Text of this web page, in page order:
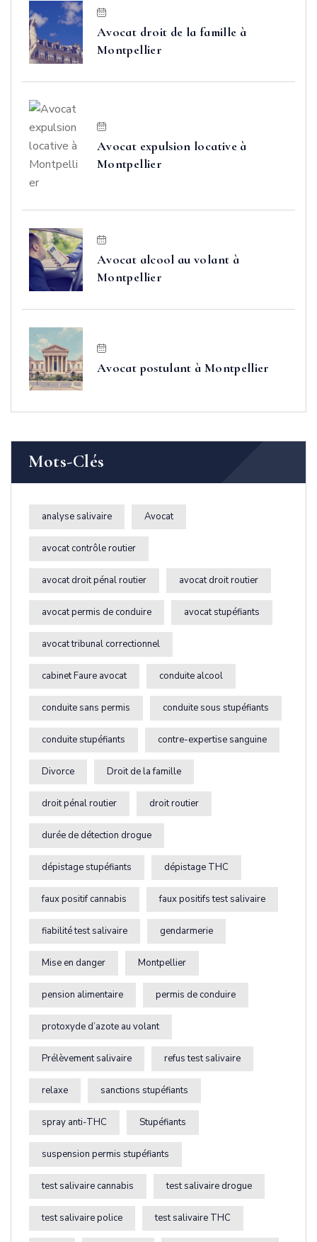
Avocat droit de la famille à
Montpellier
Avocat expulsion locative à
Montpellier
Avocat alcool au volant à
Montpellier
Avocat postulant à Montpellier
Mots-Clés
analyse salivaire Avocat
avocat contrôle routier
avocat droit pénal routier avocat droit routier
avocat permis de conduire avocat stupéfiants
avocat tribunal correctionnel
cabinet Faure avocat conduite alcool
conduite sans permis conduite sous stupéfiants
conduite stupéfiants contre-expertise sanguine
Divorce Droit de la famille
droit pénal routier droit routier
durée de détection drogue
dépistage stupéfiants dépistage THC
faux positif cannabis faux positifs test salivaire
fiabilité test salivaire gendarmerie
Mise en danger Montpellier
pension alimentaire permis de conduire
protoxyde d’azote au volant
Prélèvement salivaire refus test salivaire
relaxe sanctions stupéfiants
spray anti-THC Stupéfiants
suspension permis stupéfiants
test salivaire cannabis test salivaire drogue
test salivaire police test salivaire THC